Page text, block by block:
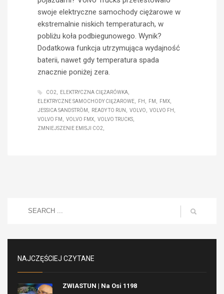
swoje elektryczne samochody ciężarowe w
ekstremalnie niskich temperaturach, w
pobliżu koła podbiegunowego. Wynik?
Dodatkowa funkcja utrzymująca wydajność
baterii, nawet gdy temperatura spada
znacznie poniżej zera.
CO2
ELEKTRYCZNA CIĘŻARÓWKA
ELEKTRYCZNE SAMOCHODY CIĘŻAROWE
FH FM
FMX
JESSICA SANDSTRÖM
READY TO RUN VOLVO
VOLVO FH
VOLVO FM
VOLVO FMX
VOLVO TRUCKS
ZMNIEJSZENIE EMISJI CO2
NAJCZĘŚCIEJ CZYTANE
ZWIASTUN | Na Osi 1198